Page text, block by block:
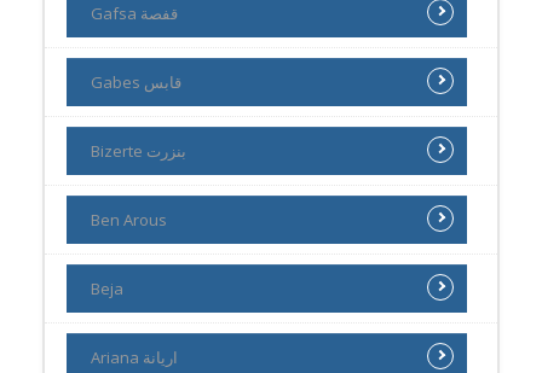
Gafsa قفصة
Gabes قابس
Bizerte بنزرت
Ben Arous
Beja
Ariana اريانة